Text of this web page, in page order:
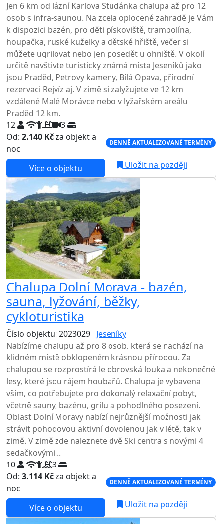
Jen 6 km od lázní Karlova Studánka chalupa až pro 12
osob s infra-saunou. Na zcela oplocené zahradě je Vám
k dispozici bazén, pro děti pískoviště, trampolína,
houpačka, ruské kuželky a dětské hřiště, večer si
můžete ugrilovat nebo jen posedět u ohniště. V okolí
určitě navštivte turisticky známá místa Jeseníků jako
jsou Praděd, Petrovy kameny, Bílá Opava, přírodní
rezervaci Rejvíz aj. V zimě si zalyžujete ve 12 km
vzdálené Malé Morávce nebo v lyžařském areálu
Praděd 12 km.
12
3
Od: 2.140 Kčza objekt a
noc
DENNĚ AKTUALIZOVANÉ TERMÍNY
Více o objektu Uložit na později
Chalupa Dolní Morava - bazén,
sauna, lyžování, běžky,
cykloturistika
Číslo objektu: 2023029 Jeseníky
Nabízíme chalupu až pro 8 osob, která se nachází na
klidném místě obklopeném krásnou přírodou. Za
chalupou se rozprostírá le obrovská louka a nekonečné
lesy, které jsou rájem houbařů. Chalupa je vybavena
vším, co potřebujete pro dokonalý relaxační pobyt,
včetně sauny, bazénu, grilu a pohodlného posezení.
Oblast Dolní Moravy nabízí nejrůznější možnosti jak
strávit pohodovou aktivní dovolenou jak v létě, tak v
zimě. V zimě zde naleznete dvě Ski centra s novými 4
sedačkovými...
10
3
Od: 3.114 Kčza objekt a
noc
DENNĚ AKTUALIZOVANÉ TERMÍNY
Více o objektu Uložit na později